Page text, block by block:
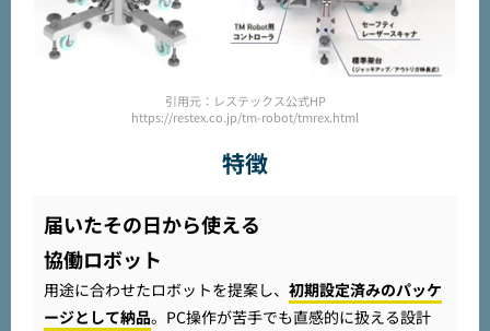
引用元：レステックス公式HP
https://restex.co.jp/tm-robot/tmrex.html
特徴
届いたその日から使える
協働ロボット
用途に合わせたロボットを提案し、 初期設定済みのパッケ
ージとして納品。PC操作が苦手でも直感的に扱える設計